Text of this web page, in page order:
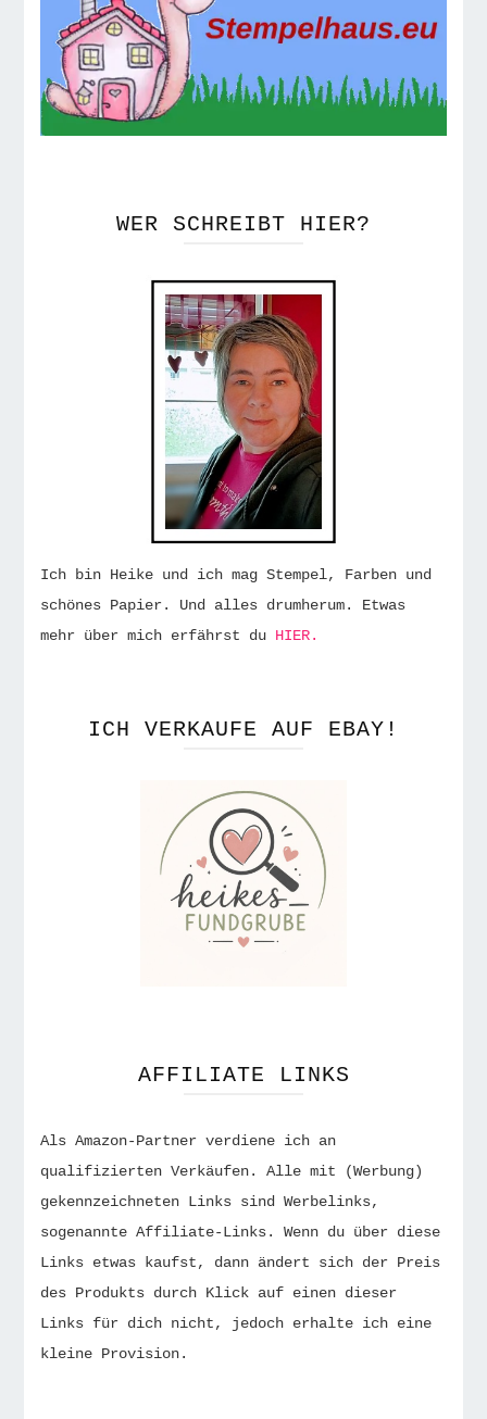
WER SCHREIBT HIER?
Ich bin Heike und ich mag Stempel, Farben und
schönes Papier. Und alles drumherum. Etwas
mehr über mich erfährst du HIER.
ICH VERKAUFE AUF EBAY!
AFFILIATE LINKS
Als Amazon-Partner verdiene ich an
qualifizierten Verkäufen. Alle mit (Werbung)
gekennzeichneten Links sind Werbelinks,
sogenannte Affiliate-Links. Wenn du über diese
Links etwas kaufst, dann ändert sich der Preis
des Produkts durch Klick auf einen dieser
Links für dich nicht, jedoch erhalte ich eine
kleine Provision.